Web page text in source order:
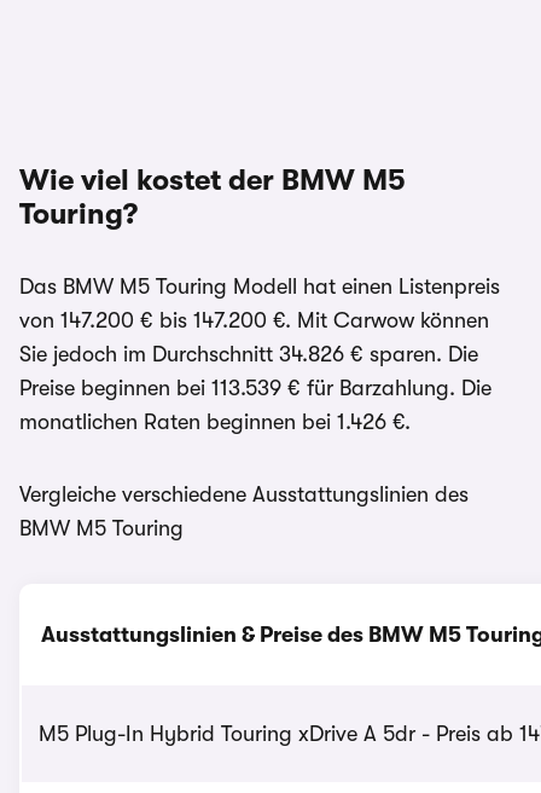
Wie viel kostet der BMW M5
Touring?
Das BMW M5 Touring Modell hat einen Listenpreis
von 147.200 € bis 147.200 €. Mit Carwow können
Sie jedoch im Durchschnitt 34.826 € sparen. Die
Preise beginnen bei 113.539 € für Barzahlung. Die
monatlichen Raten beginnen bei 1.426 €.
Vergleiche verschiedene Ausstattungslinien des
BMW M5 Touring
Ausstattungslinien & Preise des BMW M5
M5 Plug-In Hybrid Touring xDrive A 5dr - Preis ab